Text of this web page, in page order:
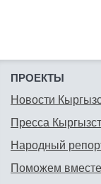
ПРОЕКТЫ
Новости
Пресса
Народный
Поможем вместе